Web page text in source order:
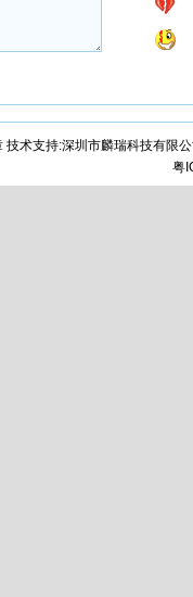
技术支持:深圳市麟瑞科技有限
粤